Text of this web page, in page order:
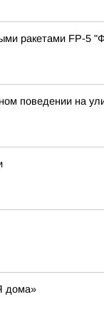
ракетами FP-5
поведении на
дома»